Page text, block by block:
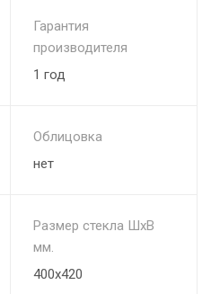
Гарантия
производителя
1 год
Облицовка
нет
Размер стекла ШхВ
мм.
400х420